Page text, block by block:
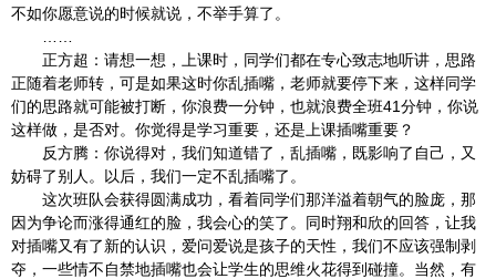
不如你愿意说的时候就说，不举手算了。
正方超：请想一想，上课时，同学们都在专心致志地听讲，思路
正随着老师转，可是如果这时你乱插嘴，老师就要停下来，这样同学
们的思路就可能被打断，你浪费一分钟，也就浪费全班41分钟，你说
这样做，是否对。你觉得是学习重要，还是上课插嘴重要？
反方腾：你说得对，我们知道错了，乱插嘴，既影响了自己，又
妨碍了别人。以后，我们一定不乱插嘴了。
这次班队会获得圆满成功，看着同学们那洋溢着朝气的脸庞，那
因为争论而涨得通红的脸，我会心的笑了。同时翔和欣的回答，让我
对插嘴又有了新的认识，爱问爱说是孩子的天性，我们不应该强制剥
夺，一些情不自禁地插嘴也会让学生的思维火花得到碰撞。当然，有